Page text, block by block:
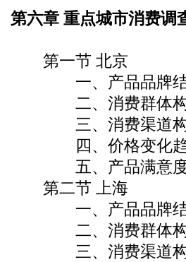
第六章 重点城市消费调
第一节 北京
一、产品品牌结
二、消费群体构
三、消费渠道构
四、价格变化趋
五、产品满意度
第二节 上海
一、产品品牌结
二、消费群体构
三、消费渠道构